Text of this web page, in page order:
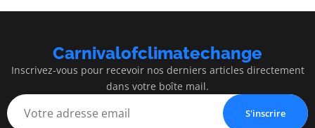
Carnivalofclimatechange
Inscrivez-vous pour recevoir nos derniers articles directement
dans votre boîte mail.
S'inscrire